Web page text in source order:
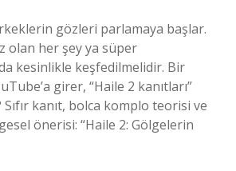
gözleri parlamaya başlar.
olan her şey ya süper
kesinlikle keşfedilmelidir. Bir
girer, “Haile 2 kanıtları”
kanıt, bolca komplo teorisi ve
önerisi: “Haile 2: Gölgelerin